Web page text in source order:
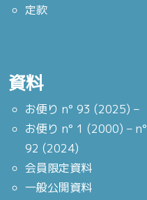
定款
資料
お便り n° 93 (2025) –
お便り n° 1 (2000) – n°
92 (2024)
会員限定資料
一般公開資料